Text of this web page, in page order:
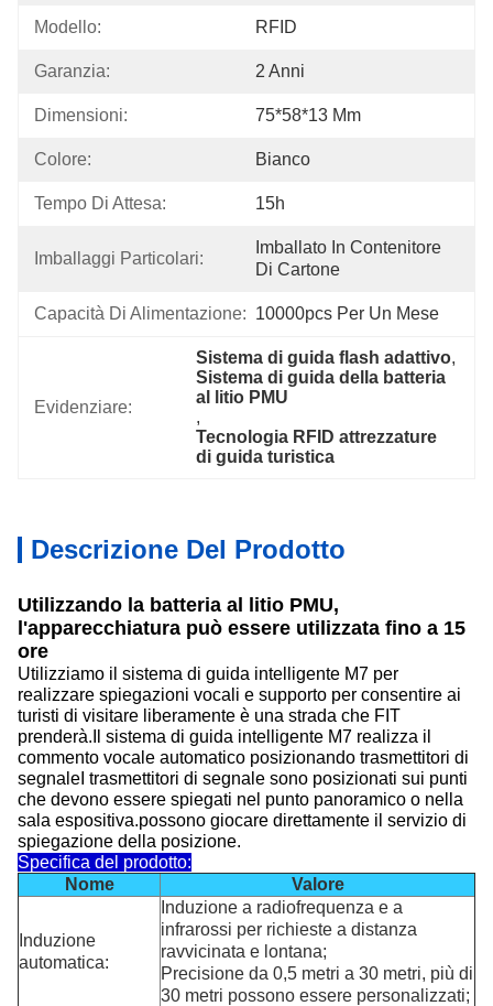
Modello: RFID
Garanzia: 2 Anni
Dimensioni: 75*58*13 Mm
Colore: Bianco
Tempo Di Attesa: 15h
Imballaggi Particolari:
Imballato In Contenitore
Di Cartone
Capacità Di Alimentazione: 10000pcs Per Un Mese
Evidenziare:
Sistema di guida flash adattivo
Sistema di guida della batteria
al litio PMU
,
Tecnologia RFID attrezzature
di guida turistica
Descrizione Del Prodotto
Utilizzando la batteria al litio PMU,
l'apparecchiatura può essere utilizzata fino a 15
ore
Utilizziamo il sistema di guida intelligente M7 per
realizzare spiegazioni vocali e supporto per consentire ai
turisti di visitare liberamente è una strada che FIT
prenderà.Il sistema di guida intelligente M7 realizza il
commento vocale automatico posizionando trasmettitori di
segnaleI trasmettitori di segnale sono posizionati sui punti
che devono essere spiegati nel punto panoramico o nella
sala espositiva.possono giocare direttamente il servizio di
spiegazione della posizione.
Specifica del prodotto:
Nome
Valore
Induzione
automatica:
Induzione a radiofrequenza e a
infrarossi per richieste a distanza
ravvicinata e lontana;
Precisione da 0,5 metri a 30 metri, più di
30 metri possono essere personalizzati;